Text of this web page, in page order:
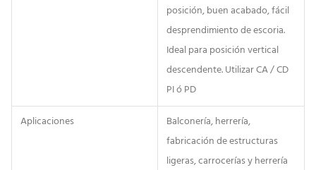
posición, buen acabado, fácil
desprendimiento de escoria.
Ideal para posición vertical
descendente. Utilizar CA / CD
PI ó PD
Aplicaciones
Balconería, herrería,
fabricación de estructuras
ligeras, carrocerías y herrería